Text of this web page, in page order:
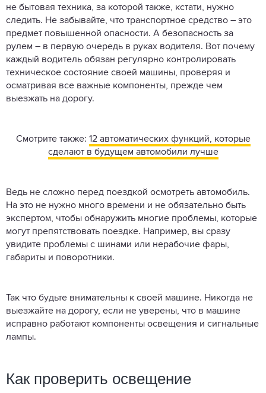
не бытовая техника, за которой также, кстати, нужно
следить. Не забывайте, что транспортное средство – это
предмет повышенной опасности. А безопасность за
рулем – в первую очередь в руках водителя. Вот почему
каждый водитель обязан регулярно контролировать
техническое состояние своей машины, проверяя и
осматривая все важные компоненты, прежде чем
выезжать на дорогу.
Смотрите также: 12 автоматических функций, которые
сделают в будущем автомобили лучше
Ведь не сложно перед поездкой осмотреть автомобиль.
На это не нужно много времени и не обязательно быть
экспертом, чтобы обнаружить многие проблемы, которые
могут препятствовать поездке. Например, вы сразу
увидите проблемы с шинами или нерабочие фары,
габариты и поворотники.
Так что будьте внимательны к своей машине. Никогда не
выезжайте на дорогу, если не уверены, что в машине
исправно работают компоненты освещения и сигнальные
лампы.
Как проверить освещение